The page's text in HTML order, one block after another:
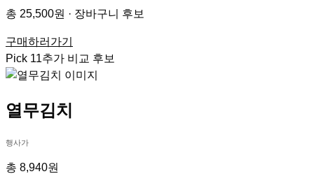
총 25,500원 · 장바구니 후보
구매하러가기
Pick 11추가 비교 후보
열무김치
행사가
총 8,940원